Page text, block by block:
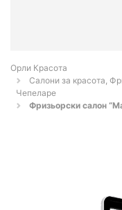
Орли Красота
Салони за красота,
Чепеларе
Фризьорски салон